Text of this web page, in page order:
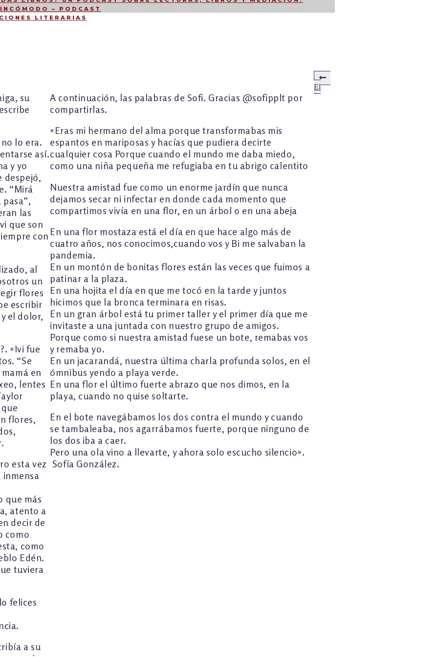
– PODCAST
LITERARIAS
su
lo era.
así.
y yo
despejó,
“Mirá
las
que son
con
al
un
flores
escribir
el dolor,
«Ivi fue
“Se
en
lentes
flores,
esta vez
inmensa
que más
atento a
decir de
como
como
Edén.
tuviera
felices
a su
A continuación, las palabras de Sofi. Gracias @sofipplt por
compartirlas.
«Eras mi hermano del alma porque transformabas mis
espantos en mariposas y hacías que pudiera decirte
cualquier cosa Porque cuando el mundo me daba miedo,
como una niña pequeña me refugiaba en tu abrigo calentito
Nuestra amistad fue como un enorme jardín que nunca
dejamos secar ni infectar en donde cada momento que
compartimos vivía en una flor, en un árbol o en una abeja
En una flor mostaza está el día en que hace algo más de
cuatro años, nos conocimos,cuando vos y Bi me salvaban la
pandemia.
En un montón de bonitas flores están las veces que fuimos a
patinar a la plaza.
En una hojita el día en que me tocó en la tarde y juntos
hicimos que la bronca terminara en risas.
En un gran árbol está tu primer taller y el primer día que me
invitaste a una juntada con nuestro grupo de amigos.
Porque como si nuestra amistad fuese un bote, remabas vos
y remaba yo.
En un jacarandá, nuestra última charla profunda solos, en el
ómnibus yendo a playa verde.
En una flor el último fuerte abrazo que nos dimos, en la
playa, cuando no quise soltarte.
En el bote navegábamos los dos contra el mundo y cuando
se tambaleaba, nos agarrábamos fuerte, porque ninguno de
los dos iba a caer.
Pero una ola vino a llevarte, y ahora solo escucho silencio».
Sofía González.
El